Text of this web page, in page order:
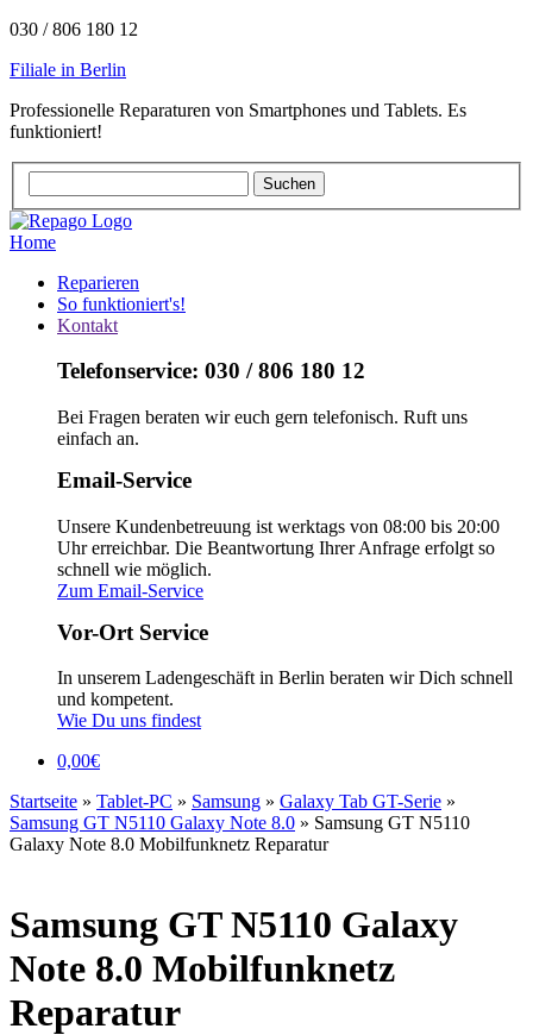
030 / 806 180 12
Filiale in Berlin
Professionelle Reparaturen von Smartphones und Tablets. Es
funktioniert!
Home
Reparieren
So funktioniert's!
Kontakt
Telefonservice: 030 / 806 180 12
Bei Fragen beraten wir euch gern telefonisch. Ruft uns
einfach an.
Email-Service
Unsere Kundenbetreuung ist werktags von 08:00 bis 20:00
Uhr erreichbar. Die Beantwortung Ihrer Anfrage erfolgt so
schnell wie möglich.
Zum Email-Service
Vor-Ort Service
In unserem Ladengeschäft in Berlin beraten wir Dich schnell
und kompetent.
Wie Du uns findest
0,00€
Startseite » Tablet-PC » Samsung » Galaxy Tab GT-Serie »
Samsung GT N5110 Galaxy Note 8.0 » Samsung GT N5110
Galaxy Note 8.0 Mobilfunknetz Reparatur
Samsung GT N5110 Galaxy
Note 8.0 Mobilfunknetz
Reparatur